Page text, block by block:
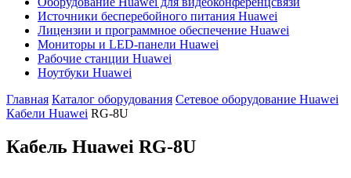
Источники бесперебойного питания Huawei
Лицензии и программное обеспечение Huawei
Мониторы и LED-панели Huawei
Рабочие станции Huawei
Ноутбуки Huawei
Главная Каталог оборудования Сетевое оборудование Huawei
Кабели Huawei RG-8U
Кабель Huawei RG-8U